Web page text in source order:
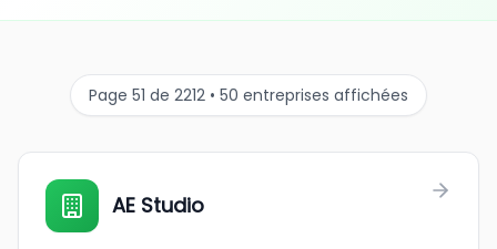
Page 51 de 2212 • 50 entreprises affichées
AE Studio